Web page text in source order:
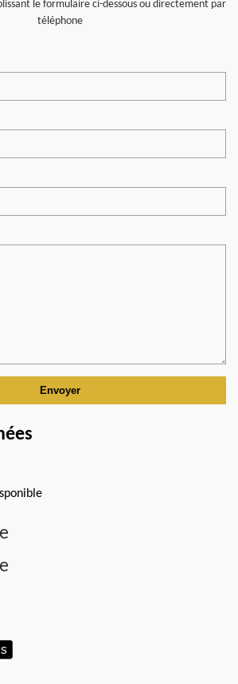
le formulaire ci-dessous ou directement par
téléphone